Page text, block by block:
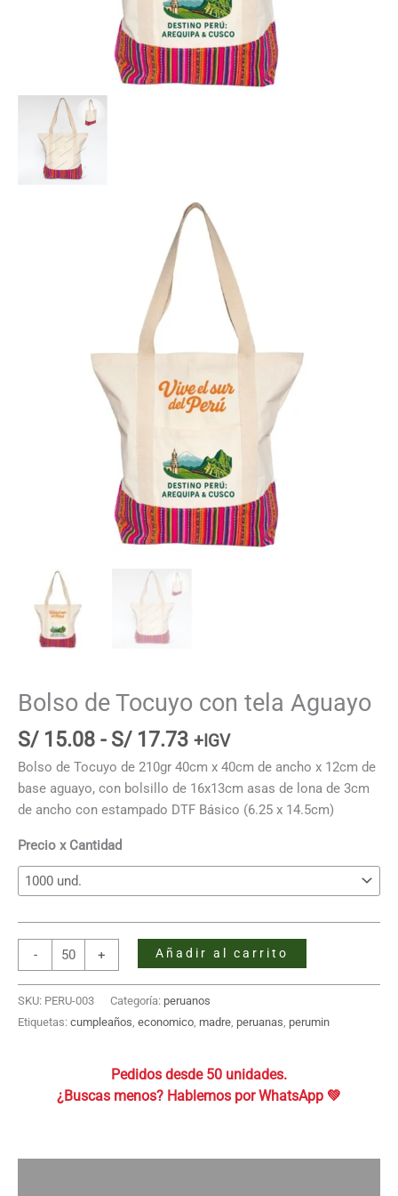
Bolso de Tocuyo con tela Aguayo
S/15.08 - S/17.73Rango
de
precios:
desde
S/ 15.08
S/ 17.73
+IGV
Bolso de Tocuyo de 210gr 40cm x 40cm de ancho x 12cm de
base aguayo, con bolsillo de 16x13cm asas de lona de 3cm
de ancho con estampado DTF Básico (6.25 x 14.5cm)
Precio x Cantidad
-
de
tela
+ Añadir al carrito
SKU: PERU-003 Categoría: peruanos
Etiquetas: cumpleaños, economico, madre, peruanas, perumin
Pedidos desde 50 unidades.